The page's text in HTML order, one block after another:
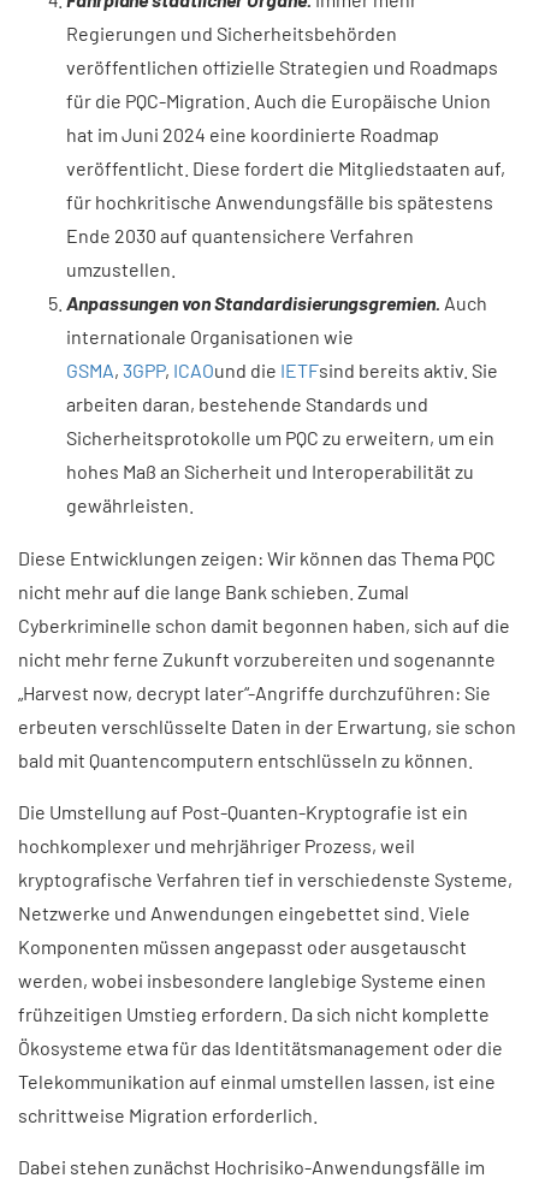
Regierungen und Sicherheitsbehörden
veröffentlichen offizielle Strategien und Roadmaps
für die PQC-Migration. Auch die Europäische Union
hat im Juni 2024 eine koordinierte Roadmap
veröffentlicht. Diese fordert die Mitgliedstaaten auf,
für hochkritische Anwendungsfälle bis spätestens
Ende 2030 auf quantensichere Verfahren
umzustellen.
Anpassungen von Standardisierungsgremien. Auch
internationale Organisationen wie
GSMA, 3GPP, ICAOund die IETFsind bereits aktiv. Sie
arbeiten daran, bestehende Standards und
Sicherheitsprotokolle um PQC zu erweitern, um ein
hohes Maß an Sicherheit und Interoperabilität zu
gewährleisten.
Diese Entwicklungen zeigen: Wir können das Thema PQC
nicht mehr auf die lange Bank schieben. Zumal
Cyberkriminelle schon damit begonnen haben, sich auf die
nicht mehr ferne Zukunft vorzubereiten und sogenannte
„Harvest now, decrypt later“-Angriffe durchzuführen: Sie
erbeuten verschlüsselte Daten in der Erwartung, sie schon
bald mit Quantencomputern entschlüsseln zu können.
Die Umstellung auf Post-Quanten-Kryptografie ist ein
hochkomplexer und mehrjähriger Prozess, weil
kryptografische Verfahren tief in verschiedenste Systeme,
Netzwerke und Anwendungen eingebettet sind. Viele
Komponenten müssen angepasst oder ausgetauscht
werden, wobei insbesondere langlebige Systeme einen
frühzeitigen Umstieg erfordern. Da sich nicht komplette
Ökosysteme etwa für das Identitätsmanagement oder die
Telekommunikation auf einmal umstellen lassen, ist eine
schrittweise Migration erforderlich.
Dabei stehen zunächst Hochrisiko-Anwendungsfälle im